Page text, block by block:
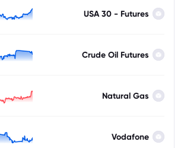
USA 30 - Futures
Crude Oil Futures
Natural Gas
Vodafone